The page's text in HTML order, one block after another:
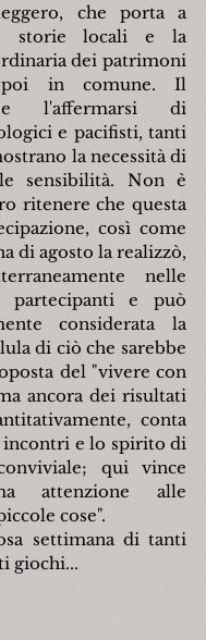
che porta a
storie locali e la
dei patrimoni
in comune. Il
e l'affermarsi di
e pacifisti, tanti
la necessità di
sensibilità. Non è
ritenere che questa
così come
di agosto la realizzò,
nelle
partecipanti e può
considerata la
di ciò che sarebbe
del "vivere con
ancora dei risultati
conta
incontri e lo spirito di
qui vince
attenzione alle
cose".
settimana di tanti
giochi...